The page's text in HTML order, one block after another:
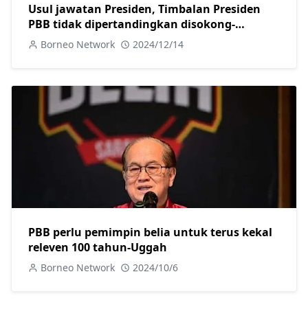
Usul jawatan Presiden, Timbalan Presiden
PBB tidak dipertandingkan disokong-
Fadillah
Borneo Network 2024/12/14
PBB perlu pemimpin belia untuk terus kekal
releven 100 tahun-Uggah
Borneo Network 2024/10/6